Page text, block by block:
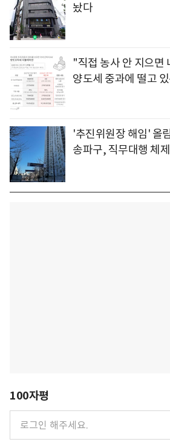
놨다
"직접 농사 안 지으
양도세 중과에 떨고
'추진위원장 해임' 올
송파구, 직무대행 체
100자평